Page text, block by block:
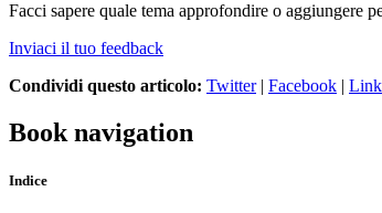
Facci sapere quale tema approfondire o aggiungere
Inviaci il tuo feedback
Condividi questo articolo: Twitter| Facebook |
Book navigation
Indice